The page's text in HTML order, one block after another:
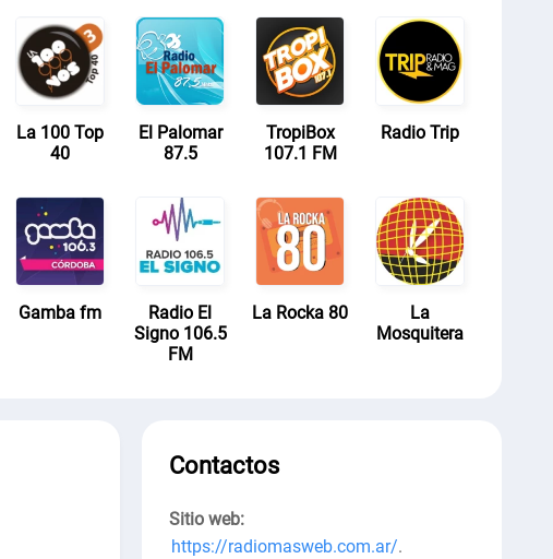
La 100 Top
40
El Palomar
87.5
TropiBox
107.1 FM
Radio Trip
Gamba fm
Radio El
Signo 106.5
FM
La Rocka 80
La
Mosquitera
Contactos
Sitio web:
https://radiomasweb.com.ar/.